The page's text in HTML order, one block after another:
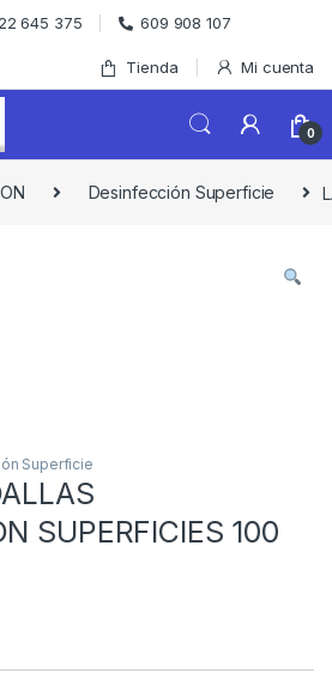
645 375 609 908 107
Tienda Mi cuenta
0
Desinfección Superficie
Superficie
SUPERFICIES 100